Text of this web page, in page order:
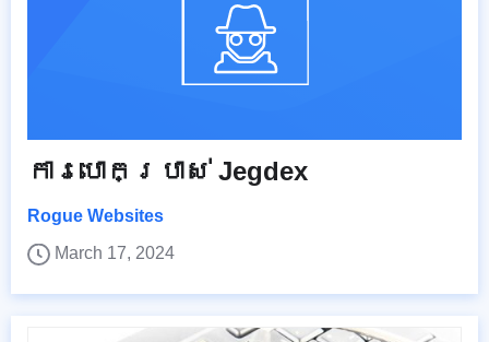
ការបោកប្រាស់ Jegdex
Rogue Websites
March 17, 2024